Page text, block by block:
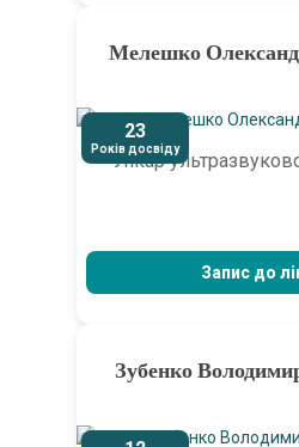
Мелешко
23
Років досвіду
Лікар
Запис до
Зубенко